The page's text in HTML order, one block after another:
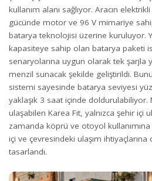
kullanım alanı sağlıyor. Aracın
gücünde motor ve 96 V mimariye
batarya teknolojisi üzerine kuruluyor.
kapasiteye sahip olan batarya paketi
senaryolarına uygun olarak tek şarjla
menzil sunacak şekilde geliştirildi.
sistemi sayesinde batarya seviyesi
yaklaşık 3 saat içinde
ulaşabilen Karea Fit, yalnızca şehir içi
zamanda köprü ve otoyol kullanımına
içi ve çevresindeki ulaşım
tasarlandı.